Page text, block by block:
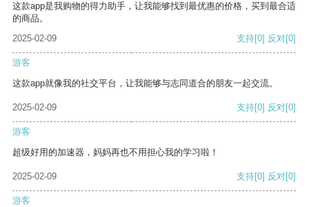
这款app是我购物的得力助手，让我能够找到最优惠的价格，买到最合适
的商品。
2025-02-09
支持[0] 反对[0]
游客
这款app就像我的社交平台，让我能够与志同道合的朋友一起交流。
2025-02-09 支持[0] 反对[0]
游客
超级好用的加速器，妈妈再也不用担心我的学习啦！
2025-02-09 支持[0] 反对[0]
游客